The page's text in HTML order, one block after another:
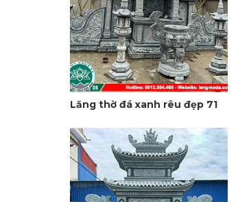
Lăng thờ đá xanh rêu đẹp 71